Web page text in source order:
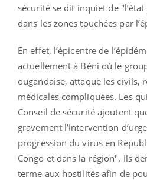
sécurité se dit inquiet de
dans les zones touchées par
En effet, l’épicentre de
actuellement à Béni où le
ougandaise, attaque les civils,
médicales compliquées. Les
Conseil de sécurité ajoutent
gravement l’intervention
progression du virus en
Congo et dans la région". Ils
terme aux hostilités afin de